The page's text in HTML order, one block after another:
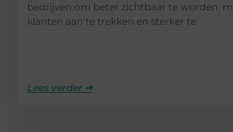
bedrijven om beter zichtbaar te worden,
klanten aan te trekken en sterker te
Lees verder ➜